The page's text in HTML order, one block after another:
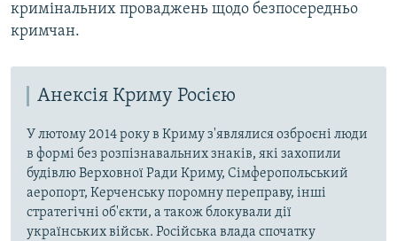
кримінальних проваджень щодо безпосередньо
кримчан.
Анексія Криму Росією
У лютому 2014 року в Криму з'являлися озброєні люди
в формі без розпізнавальних знаків, які захопили
будівлю Верховної Ради Криму, Сімферопольський
аеропорт, Керченську поромну переправу, інші
стратегічні об'єкти, а також блокували дії
українських військ. Російська влада спочатку